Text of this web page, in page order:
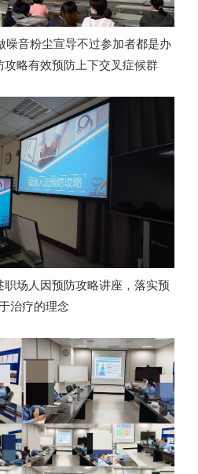
噪音粉尘宣导不过参加者都是办
略有效预防上下交叉症候群
场人因预防攻略讲座，落实预
治疗的理念